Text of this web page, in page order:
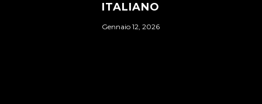
ITALIANO
Gennaio 12, 2026